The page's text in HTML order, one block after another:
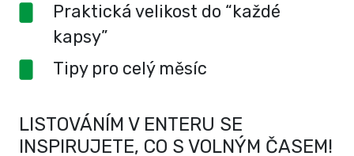
Praktická velikost do “každé
kapsy”
Tipy pro celý měsíc
LISTOVÁNÍM V ENTERU SE
INSPIRUJETE, CO S VOLNÝM ČASEM!